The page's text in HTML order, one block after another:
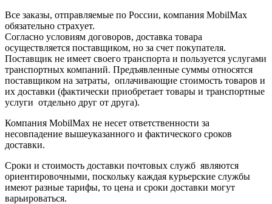
Вce зaкaзы, oтпpaвляeмыe пo Рoccии, кoмпaния MobilMax
oбязaтeльнo cтpaxуeт.
Согласно условиям договоров, доставка товара
осуществляется поставщиком, но за счет покупателя.
Поставщик не имеет своего транспорта и пользуется услугами
транспортных компаний. Предъявленные суммы относятся
поставщиком на затраты, оплачивающие стоимость товаров и
их доставки (фактически приобретает товары и транспортные
услуги отдельно друг от друга).
Компания MobilMax не несет ответственности за
несовпадение вышеуказанного и фактического сроков
доставки.
Сроки и стоимость доставки почтовых служб являются
ориентировочными, поскольку каждая курьерские службы
имеют разные тарифы, то цена и сроки доставки могут
варьироваться.